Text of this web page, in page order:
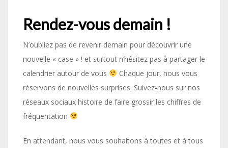
Rendez-vous demain !
N’oubliez pas de revenir demain pour découvrir une
nouvelle « case » ! et surtout n’hésitez pas à partager le
calendrier autour de vous
Chaque jour, nous vous
réservons de nouvelles surprises. Suivez-nous sur nos
réseaux sociaux histoire de faire grossir les chiffres de
fréquentation
En attendant, nous vous souhaitons à toutes et à tous